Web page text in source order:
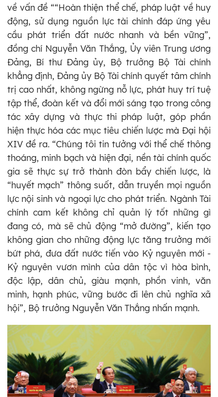
về vấn đề ““Hoàn thiện thể chế, pháp luật về huy
động, sử dụng nguồn lực tài chính đáp ứng yêu
cầu phát triển đất nước nhanh và bền vững”,
đồng chí Nguyễn Văn Thắng, Ủy viên Trung ương
Đảng, Bí thư Đảng ủy, Bộ trưởng Bộ Tài chính
khẳng định, Đảng ủy Bộ Tài chính quyết tâm chính
trị cao nhất, không ngừng nỗ lực, phát huy trí tuệ
tập thể, đoàn kết và đổi mới sáng tạo trong công
tác xây dựng và thực thi pháp luật, góp phần
hiện thực hóa các mục tiêu chiến lược mà Đại hội
XIV đề ra. “Chúng tôi tin tưởng với thể chế thông
thoáng, minh bạch và hiện đại, nền tài chính quốc
gia sẽ thực sự trở thành đòn bẩy chiến lược, là
“huyết mạch” thông suốt, dẫn truyền mọi nguồn
lực nội sinh và ngoại lực cho phát triển. Ngành Tài
chính cam kết không chỉ quản lý tốt những gì
đang có, mà sẽ chủ động “mở đường”, kiến tạo
không gian cho những động lực tăng trưởng mới
bứt phá, đưa đất nước tiến vào Kỷ nguyên mới -
Kỷ nguyên vươn mình của dân tộc vì hòa bình,
độc lập, dân chủ, giàu mạnh, phồn vinh, văn
minh, hạnh phúc, vững bước đi lên chủ nghĩa xã
hội”, Bộ trưởng Nguyễn Văn Thắng nhấn mạnh.